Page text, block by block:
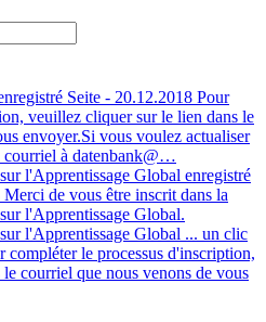
Seite - 20.12.2018 Pour
veuillez cliquer sur le lien dans le
envoyer.Si vous voulez actualiser
courriel à datenbank@…
l'Apprentissage Global enregistré
Merci de vous être inscrit dans la
l'Apprentissage Global.
l'Apprentissage Global ... un clic
compléter le processus d'inscription,
courriel que nous venons de vous